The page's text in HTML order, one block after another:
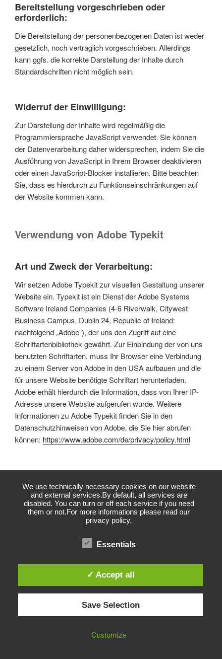
Bereitstellung vorgeschrieben oder
erforderlich:
Die Bereitstellung der personenbezogenen Daten ist weder
gesetzlich, noch vertraglich vorgeschrieben. Allerdings
kann ggfs. die korrekte Darstellung der Inhalte durch
Standardschriften nicht möglich sein.
Widerruf der Einwilligung:
Zur Darstellung der Inhalte wird regelmäßig die
Programmiersprache JavaScript verwendet. Sie können
der Datenverarbeitung daher widersprechen, indem Sie die
Ausführung von JavaScript in Ihrem Browser deaktivieren
oder einen JavaScript-Blocker installieren. Bitte beachten
Sie, dass es hierdurch zu Funktionseinschränkungen auf
der Website kommen kann.
Verwendung von Adobe Typekit
Art und Zweck der Verarbeitung:
Wir setzen Adobe Typekit zur visuellen Gestaltung unserer
Website ein. Typekit ist ein Dienst der Adobe Systems
Software Ireland Companies (4-6 Riverwalk, Citywest
Business Campus, Dublin 24, Republic of Ireland;
nachfolgend „Adobe“), der uns den Zugriff auf eine
Schriftartenbibliothek gewährt. Zur Einbindung der von uns
benutzten Schriftarten, muss Ihr Browser eine Verbindung
zu einem Server von Adobe in den USA aufbauen und die
für unsere Website benötigte Schriftart herunterladen.
Adobe erhält hierdurch die Information, dass von Ihrer IP-
Adresse unsere Website aufgerufen wurde. Weitere
Informationen zu Adobe Typekit finden Sie in den
Datenschutzhinweisen von Adobe, die Sie hier abrufen
können: https://www.adobe.com/de/privacy/policy.html
Rechtsgrundlage für die Einbindung von Adobe Typekit und
dem damit verbundenen Datentransfer zu Adobe ist Ihre
Einwilligung (Art. 6 Abs. 1 lit. a DSGVO).
Der Aufruf von Scriptbibliotheken oder Schriftbibliotheken
löst automatisch eine Verbindung zum Betreiber der
Bibliothek aus. Informationen über die Nutzung Ihrer Daten
durch Adobe Typekit Web Fonts Sie unter
https://typekit.com/und in der Datenschutzerklärung von
We use technically necessary cookies on our website
and external services.By default, all services are
disabled. You can turn or off each service if you need
them or not.For more informations please read our
privacy policy.
Essentials
✓ Accept all
Save Selection
Customize